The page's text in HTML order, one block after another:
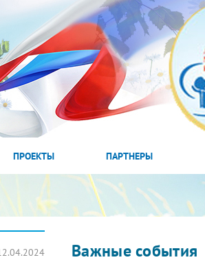
ПРОЕКТЫ ПАРТНЕРЫ
Важные события